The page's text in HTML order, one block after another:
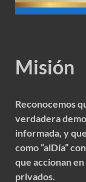
Misión
Reconocemos
verdadera
informada, y
como “alDía”
que accionan
privados.